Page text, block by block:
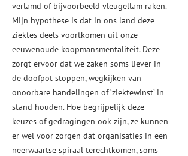
verlamd of bijvoorbeeld vleugellam raken.
Mijn hypothese is dat in ons land deze
ziektes deels voortkomen uit onze
eeuwenoude koopmansmentaliteit. Deze
zorgt ervoor dat we zaken soms liever in
de doofpot stoppen, wegkijken van
onoorbare handelingen of ‘ziektewinst’ in
stand houden. Hoe begrijpelijk deze
keuzes of gedragingen ook zijn, ze kunnen
er wel voor zorgen dat organisaties in een
neerwaartse spiraal terechtkomen, soms